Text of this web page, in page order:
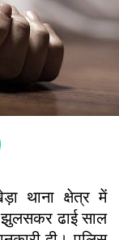
थाना क्षेत्र में
झुलसकर ढाई साल